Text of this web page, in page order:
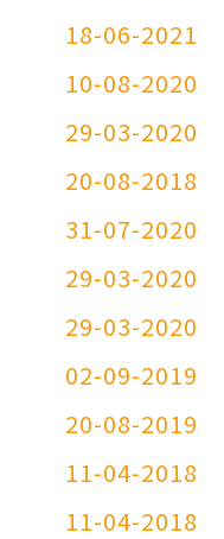
18-06-2021
10-08-2020
29-03-2020
20-08-2018
31-07-2020
29-03-2020
29-03-2020
02-09-2019
20-08-2019
11-04-2018
11-04-2018